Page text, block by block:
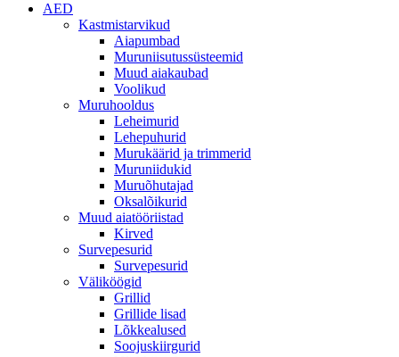
AED
Kastmistarvikud
Aiapumbad
Muruniisutussüsteemid
Muud aiakaubad
Voolikud
Muruhooldus
Leheimurid
Lehepuhurid
Murukäärid ja trimmerid
Muruniidukid
Muruõhutajad
Oksalõikurid
Muud aiatööriistad
Kirved
Survepesurid
Survepesurid
Väliköögid
Grillid
Grillide lisad
Lõkkealused
Soojuskiirgurid